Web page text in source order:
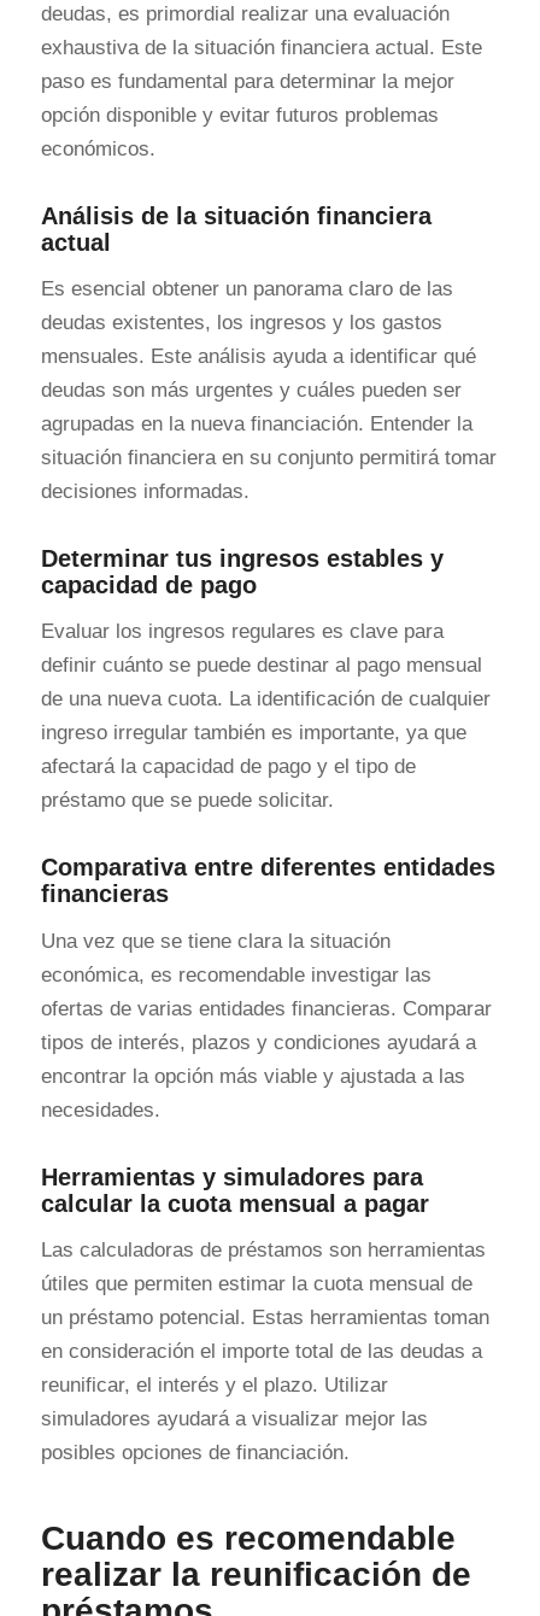
deudas, es primordial realizar una evaluación
exhaustiva de la situación financiera actual. Este
paso es fundamental para determinar la mejor
opción disponible y evitar futuros problemas
económicos.
Análisis de la situación financiera
actual
Es esencial obtener un panorama claro de las
deudas existentes, los ingresos y los gastos
mensuales. Este análisis ayuda a identificar qué
deudas son más urgentes y cuáles pueden ser
agrupadas en la nueva financiación. Entender la
situación financiera en su conjunto permitirá tomar
decisiones informadas.
Determinar tus ingresos estables y
capacidad de pago
Evaluar los ingresos regulares es clave para
definir cuánto se puede destinar al pago mensual
de una nueva cuota. La identificación de cualquier
ingreso irregular también es importante, ya que
afectará la capacidad de pago y el tipo de
préstamo que se puede solicitar.
Comparativa entre diferentes entidades
financieras
Una vez que se tiene clara la situación
económica, es recomendable investigar las
ofertas de varias entidades financieras. Comparar
tipos de interés, plazos y condiciones ayudará a
encontrar la opción más viable y ajustada a las
necesidades.
Herramientas y simuladores para
calcular la cuota mensual a pagar
Las calculadoras de préstamos son herramientas
útiles que permiten estimar la cuota mensual de
un préstamo potencial. Estas herramientas toman
en consideración el importe total de las deudas a
reunificar, el interés y el plazo. Utilizar
simuladores ayudará a visualizar mejor las
posibles opciones de financiación.
Cuando es recomendable
realizar la reunificación de